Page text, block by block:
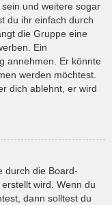
und weitere sogar
du ihr einfach durch
die Gruppe eine
Ein
annehmen. Er könnte
werden möchtest.
dich ablehnt, er wird
durch die Board-
wird. Wenn du
dann solltest du